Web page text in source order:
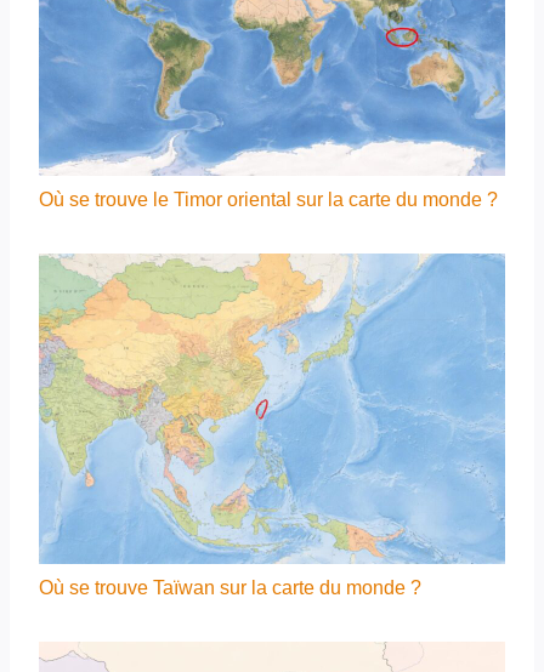
Où se trouve le Timor oriental sur la carte du monde ?
Où se trouve Taïwan sur la carte du monde ?